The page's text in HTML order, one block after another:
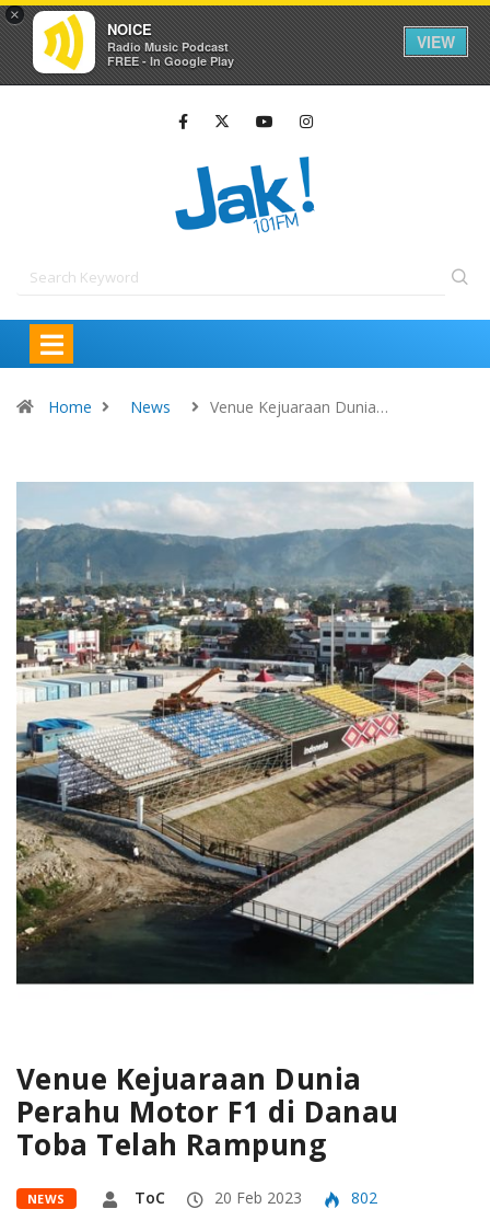
×
NOICE
Radio Music Podcast
FREE - In Google Play
VIEW
Home News Venue Kejuaraan Dunia…
Venue Kejuaraan Dunia
Perahu Motor F1 di Danau
Toba Telah Rampung
NEWS ToC 20 Feb 2023
802